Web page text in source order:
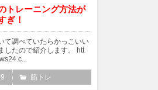
トレーニング方法が
ぎ！
て調べていたらかっこいい
したので紹介します。 htt
筋トレ